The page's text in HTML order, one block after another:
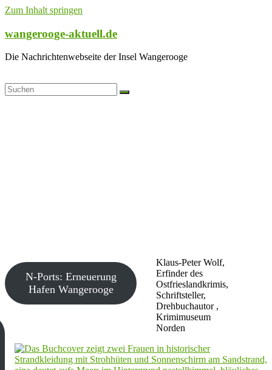
Zum Inhalt springen
wangerooge-aktuell.de
Die Nachrichtenwebseite der Insel Wangerooge
Klaus-Peter Wolf,
Erfinder des
Ostfrieslandkrimis,
Schriftsteller,
Drehbuchautor ,
Krimimuseum
Norden
N-Ports: Erneuerung
Hafen Wangerooge